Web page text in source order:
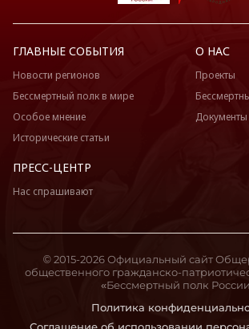
ГЛАВНЫЕ СОБЫТИЯ
Новости регионов
Бессмертный полк в мире
Особое мнение
Исторические статьи
О НАС
Проекты
Документы
ПРЕСС-ЦЕНТР
Нас спрашивают
Политика
© 2015-2026 Официальный сайт
общественного гражданско-
«Бессмертный полк